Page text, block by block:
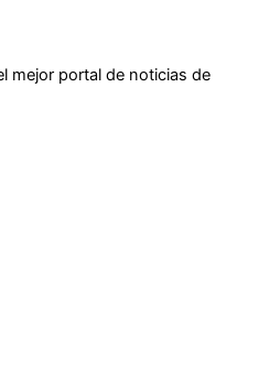
mejor portal de noticias de